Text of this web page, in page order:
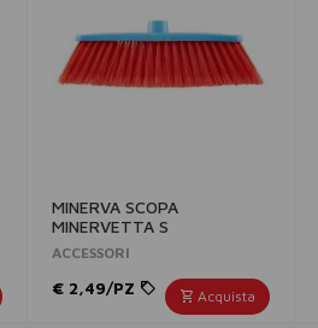
MINERVA SCOPA
MINERVETTA S
ACCESSORI
Acquista
€ 2,49/PZ